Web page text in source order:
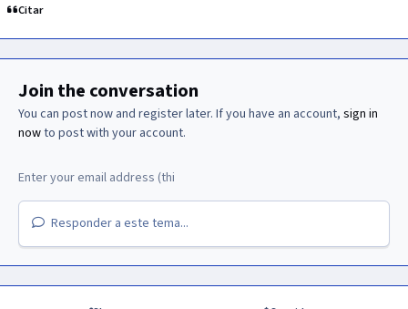
Citar
Join the conversation
You can post now and register later. If you have an account, sign in
nowto post with your account.
Responder a este tema...